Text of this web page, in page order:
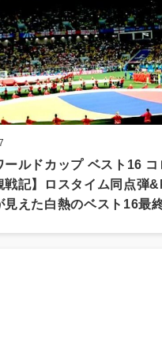
ールドカップ ベスト16
戦記】ロスタイム同点弾
見えた白熱のベスト16最